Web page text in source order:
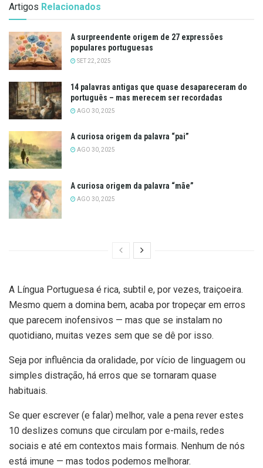
Artigos Relacionados
A surpreendente origem de 27 expressões
populares portuguesas
SET 22, 2025
14 palavras antigas que quase desapareceram do
português – mas merecem ser recordadas
AGO 30, 2025
A curiosa origem da palavra “pai”
AGO 30, 2025
A curiosa origem da palavra “mãe”
AGO 30, 2025
A Língua Portuguesa é rica, subtil e, por vezes, traiçoeira.
Mesmo quem a domina bem, acaba por tropeçar em erros
que parecem inofensivos — mas que se instalam no
quotidiano, muitas vezes sem que se dê por isso.
Seja por influência da oralidade, por vício de linguagem ou
simples distração, há erros que se tornaram quase
habituais.
Se quer escrever (e falar) melhor, vale a pena rever estes
10 deslizes comuns que circulam por e-mails, redes
sociais e até em contextos mais formais. Nenhum de nós
está imune — mas todos podemos melhorar.